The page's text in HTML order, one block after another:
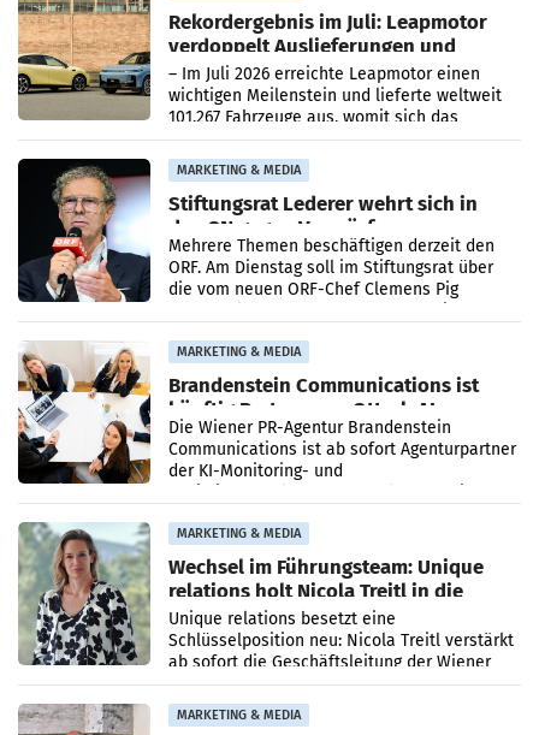
Rekordergebnis im Juli: Leapmotor
verdoppelt Auslieferungen und
überschreitet die 100.000er-Marke
– Im Juli 2026 erreichte Leapmotor einen
wichtigen Meilenstein und lieferte weltweit
101.267 Fahrzeuge aus, womit sich das
Ergebnis gegenüber Juli 2025 mehr als
verdoppelte (+102
MARKETING & MEDIA
Stiftungsrat Lederer wehrt sich in
den SN gegen Vorwürfe
Mehrere Themen beschäftigen derzeit den
ORF. Am Dienstag soll im Stiftungsrat über
die vom neuen ORF-Chef Clemens Pig
MARKETING & MEDIA
Brandenstein Communications ist
künftig Partner von OtterlyAI
Die Wiener PR-Agentur Brandenstein
Communications ist ab sofort Agenturpartner
der KI-Monitoring- und
MARKETING & MEDIA
Wechsel im Führungsteam: Unique
relations holt Nicola Treitl in die
Geschäftsleitung
Unique relations besetzt eine
Schlüsselposition neu: Nicola Treitl verstärkt
ab sofort die Geschäftsleitung der Wiener
PR-Agentur an der Seite von Josef Kalina und
Anna Kalina-Mahr.
MARKETING & MEDIA